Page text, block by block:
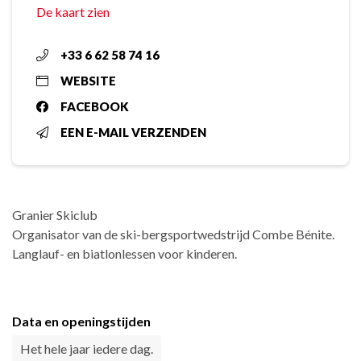
De kaart zien
+33 6 62 58 74 16
WEBSITE
FACEBOOK
EEN E-MAIL VERZENDEN
Granier Skiclub
Organisator van de ski-bergsportwedstrijd Combe Bénite.
Langlauf- en biatlonlessen voor kinderen.
Data en openingstijden
Het hele jaar iedere dag.